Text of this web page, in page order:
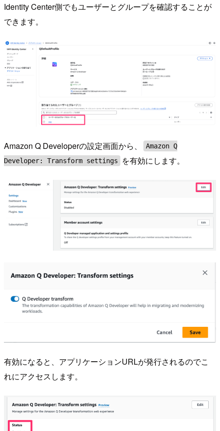
Identity Center側でもユーザーとグループを確認することが
できます。
Amazon Q Developerの設定画面から、
Amazon Q
Developer: Transform settings
を有効にします。
有効になると、アプリケーションURLが発行されるのでこ
れにアクセスします。